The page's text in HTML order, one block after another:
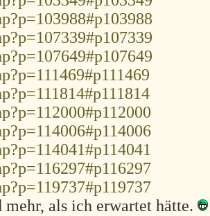
mehr, als ich erwartet hätte.